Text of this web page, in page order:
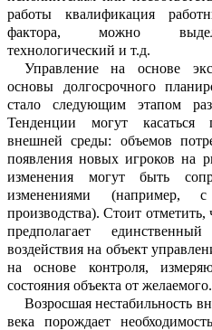
работы квалификация
фактора, можно
технологический и т.д.
Управление на основе
основы долгосрочного пла
стало следующим этапом
Тенденции могут касаться
внешней среды: объемов
появления новых игроков на
изменения могут быть
изменениями (например,
производства). Стоит отметить,
предполагает един
воздействия на объект
на основе контроля,
состояния объекта от желаемого.
Возросшая нестабильность
векапорождает не